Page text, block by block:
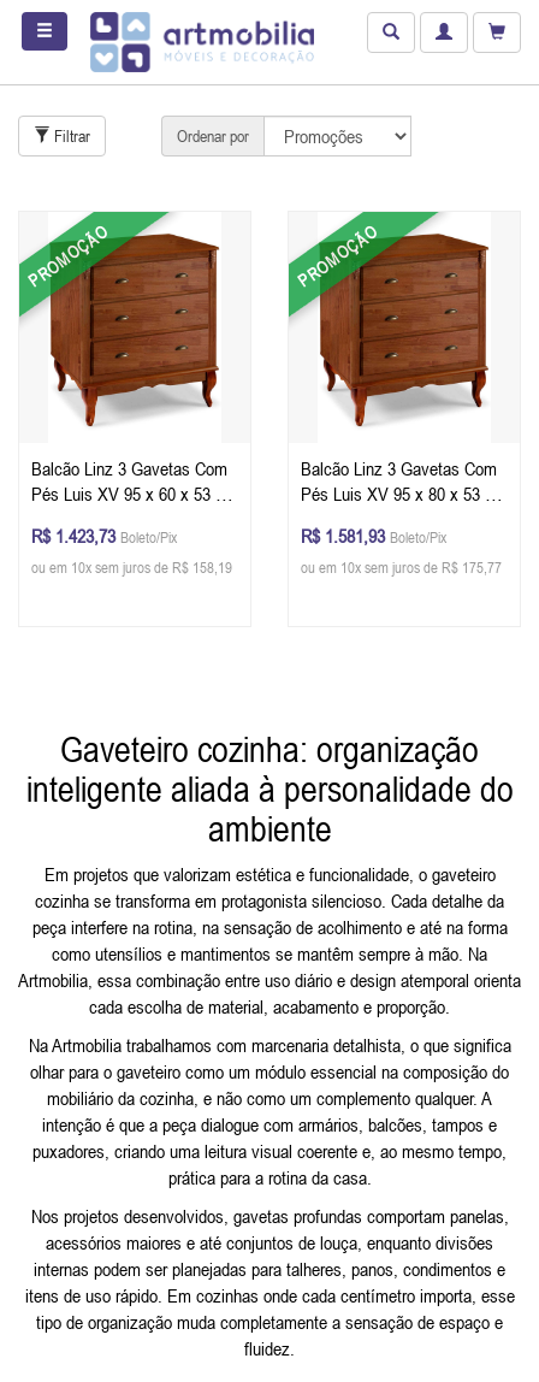
Filtrar Ordenar por
PROMOÇÃO
Balcão Linz 3 Gavetas Com
Pés Luis XV 95 x 60 x 53 cm
Glazer
R$ 1.423,73 Boleto/Pix
ou em 10x sem juros de R$ 158,19
PROMOÇÃO
Balcão Linz 3 Gavetas Com
Pés Luis XV 95 x 80 x 53 cm
Glazer
R$ 1.581,93 Boleto/Pix
ou em 10x sem juros de R$ 175,77
Gaveteiro cozinha: organização
inteligente aliada à personalidade do
ambiente
Em projetos que valorizam estética e funcionalidade, o gaveteiro
cozinha se transforma em protagonista silencioso. Cada detalhe da
peça interfere na rotina, na sensação de acolhimento e até na forma
como utensílios e mantimentos se mantêm sempre à mão. Na
Artmobilia, essa combinação entre uso diário e design atemporal orienta
cada escolha de material, acabamento e proporção.
Na Artmobilia trabalhamos com marcenaria detalhista, o que significa
olhar para o gaveteiro como um módulo essencial na composição do
mobiliário da cozinha, e não como um complemento qualquer. A
intenção é que a peça dialogue com armários, balcões, tampos e
puxadores, criando uma leitura visual coerente e, ao mesmo tempo,
prática para a rotina da casa.
Nos projetos desenvolvidos, gavetas profundas comportam panelas,
acessórios maiores e até conjuntos de louça, enquanto divisões
internas podem ser planejadas para talheres, panos, condimentos e
itens de uso rápido. Em cozinhas onde cada centímetro importa, esse
tipo de organização muda completamente a sensação de espaço e
fluidez.